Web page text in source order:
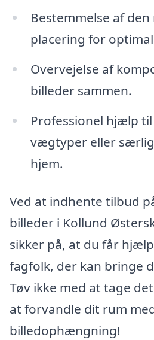
Bestemmelse af
placering for
Overvejelse af
billeder sammen.
Professionel hjælp
vægtyper eller
hjem.
Ved at indhente tilbud
billeder i Kollund
sikker på, at du får
fagfolk, der kan bringe
Tøv ikke med at tage
at forvandle dit rum
billedophængning!